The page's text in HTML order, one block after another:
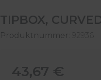
TIPBOX,
Produktnummer: 92936
Regulärer Preis:
43,67 €